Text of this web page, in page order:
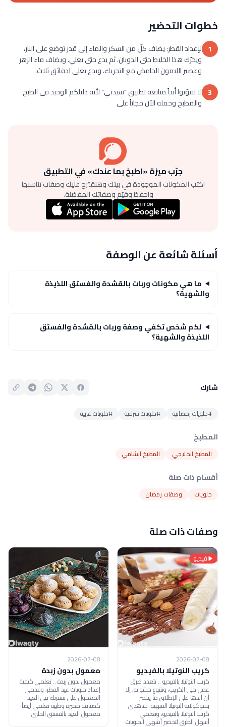
خطوات التحضير
1 لإعداد القطر: يضاف كلّ من السكر والماء إلى قدر توضع على النار،
ويحرّك هذا الخليط حتى الذوبان، ثم يدع حتى يغلي. ويضاف ماء الزهر
وعصير الليمون الحامض مع التحريك، ويدع يغلي لدقائق ثلاث.
3 لا تفوّتوا أبداً متابعة تطبيق "سيدتي" لأنه دليلكم الوحيد في الطبخ
والمطبخ وحمله الآن مجاناً على
جرّب ميزة «اطبخ بما عندك» في التطبيق
اكتب المكونات الموجودة في بيتك وهنقترح عليك وصفات تناسبها
— واحفظ وقيّم وصفاتك المفضلة.
أسئلة شائعة عن الوصفة
ما هي مكونات وربات بالقشدة والفستق اللذيذة
والشهية؟
لكم شخص تكفي وصفة وربات بالقشدة والفستق
اللذيذة والشهية؟
شارك
#حلويات رمضانية #حلويات شرقية #حلويات عربية
المطبخ
المطبخ الخليجي المطبخ الشامي
أقسام ذات صلة
حلويات وصفات رمضان
وصفات ذات صلة
فيديو
2026-07-08
كريب النوتيلا بالفيديو
كريب النوتيلا بالفيديو .. تتعدد طرق
عمل حلى الكريب، وتتنوع حشواته، إلا
أن ألذها على الإطلاق ما يحضر
بشوكولاتة النوتيلا الشهية، شاهدي
كريب النوتيلا بالفيديو، وتعلمي
أسهل الطرق لتحضير أشهى الحلويات
2026-07-08
معمول بدون زبدة
معمول بدون زبدة .. تعلمي كيفية
إعداد حلويات عيد الفطر، وقدمي
المعمول على سفرتك في العيد
كضيافة مميزة وطيبة تعلمي أيضاً:
معمول العيد بالفستق الحلبي